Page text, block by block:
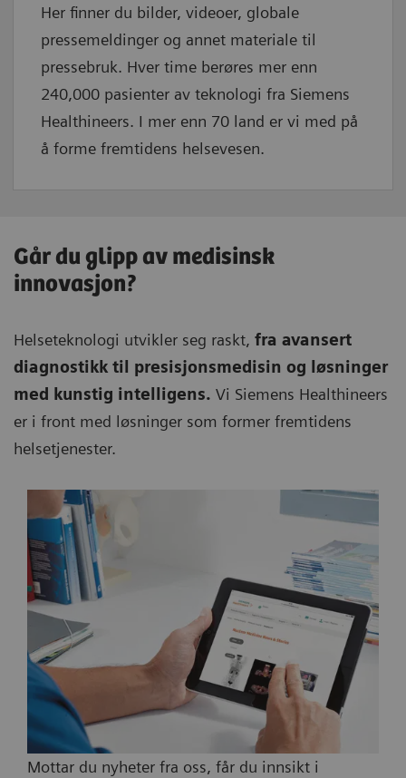
Her finner du bilder, videoer, globale
pressemeldinger og annet materiale til
pressebruk. Hver time berøres mer enn
240,000 pasienter av teknologi fra Siemens
Healthineers. I mer enn 70 land er vi med på
å forme fremtidens helsevesen.
Går du glipp av medisinsk
innovasjon?
Helseteknologi utvikler seg raskt, fra avansert
diagnostikk til presisjonsmedisin og løsninger
med kunstig intelligens. Vi Siemens Healthineers
er i front med løsninger som former fremtidens
helsetjenester.
Mottar du nyheter fra oss, får du innsikt i